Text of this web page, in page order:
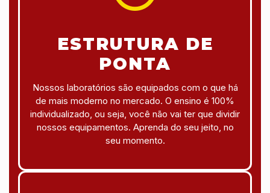
ESTRUTURA DE
PONTA
Nossos laboratórios são equipados com o que há
de mais moderno no mercado. O ensino é 100%
individualizado, ou seja, você não vai ter que dividir
nossos equipamentos. Aprenda do seu jeito, no
seu momento.